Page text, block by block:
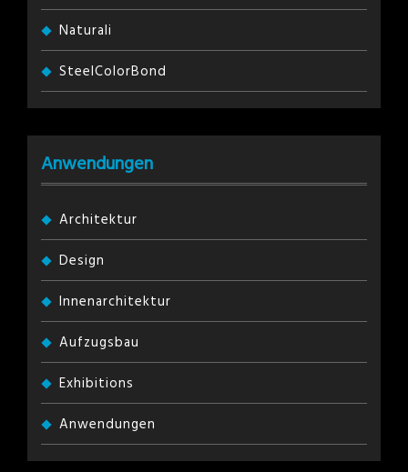
Naturali
SteelColorBond
Anwendungen
Architektur
Design
Innenarchitektur
Aufzugsbau
Exhibitions
Anwendungen